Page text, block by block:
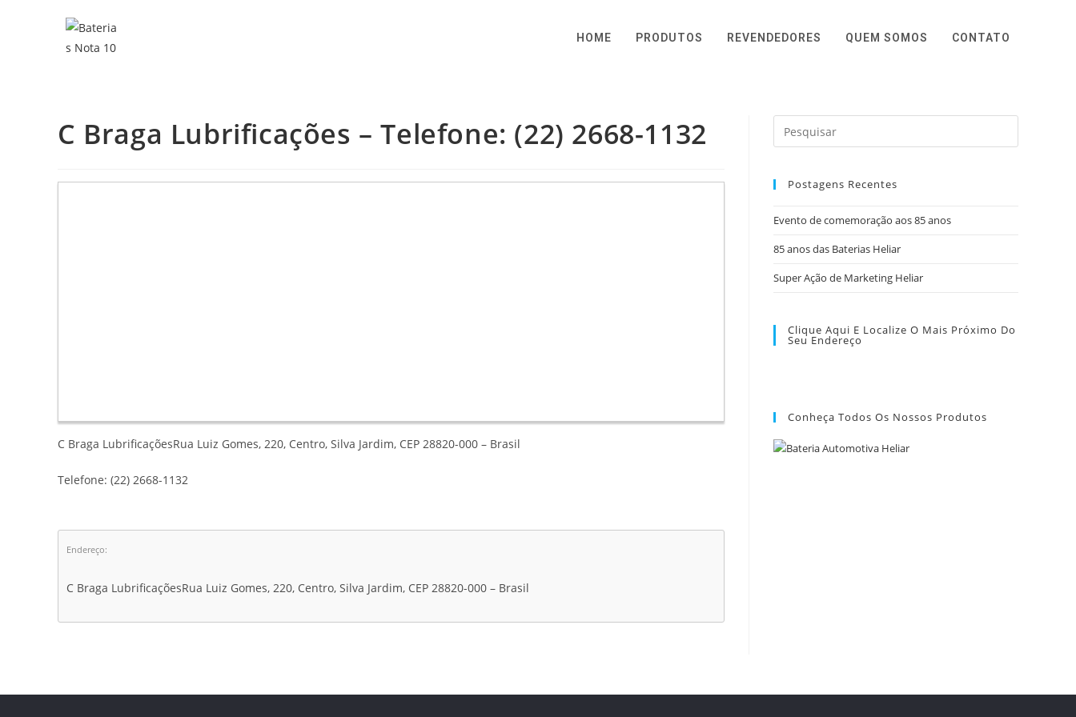
HOME PRODUTOS REVENDEDORES QUEM SOMOS CONTATO
C Braga Lubrificações – Telefone: (22) 2668-1132
C Braga LubrificaçõesRua Luiz Gomes, 220, Centro, Silva Jardim, CEP 28820-000 – Brasil
Telefone: (22) 2668-1132
Endereço:
C Braga LubrificaçõesRua Luiz Gomes, 220, Centro, Silva Jardim, CEP 28820-000 – Brasil
Postagens Recentes
Evento de comemoração aos 85 anos
85 anos das Baterias Heliar
Super Ação de Marketing Heliar
Clique Aqui E Localize O Mais Próximo Do
Seu Endereço
Conheça Todos Os Nossos Produtos